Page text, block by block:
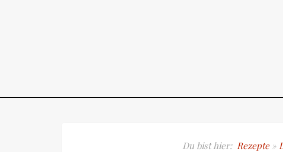
Du bist hier: Rezepte»